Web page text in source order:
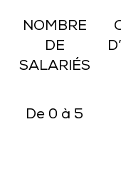
NOMBRE
DE
SALARIÉS
De 0 à 5